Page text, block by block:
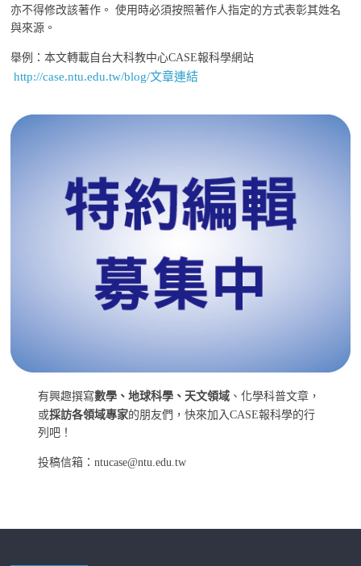
亦不得修改該著作。 使用時必須按照著作人指定的方式表彰其姓名
與來源。
舉例：本文轉載自台大科教中心CASE報科學網站
http://case.ntu.edu.tw/blog/文章連結
有興趣撰寫數學、地球科學、天文領域 、化學科普文章，
或採訪各領域專家的朋友們，快來加入CASE報科學的行
列吧！
投稿信箱：ntucase@ntu.edu.tw